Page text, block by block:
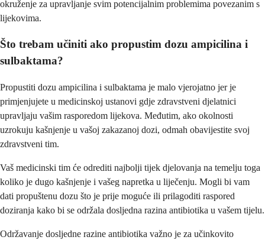
okruženje za upravljanje svim potencijalnim problemima povezanim s
lijekovima.
Što trebam učiniti ako propustim dozu ampicilina i
sulbaktama?
Propustiti dozu ampicilina i sulbaktama je malo vjerojatno jer je
primjenjujete u medicinskoj ustanovi gdje zdravstveni djelatnici
upravljaju vašim rasporedom lijekova. Međutim, ako okolnosti
uzrokuju kašnjenje u vašoj zakazanoj dozi, odmah obavijestite svoj
zdravstveni tim.
Vaš medicinski tim će odrediti najbolji tijek djelovanja na temelju toga
koliko je dugo kašnjenje i vašeg napretka u liječenju. Mogli bi vam
dati propuštenu dozu što je prije moguće ili prilagoditi raspored
doziranja kako bi se održala dosljedna razina antibiotika u vašem tijelu.
Održavanje dosljedne razine antibiotika važno je za učinkovito